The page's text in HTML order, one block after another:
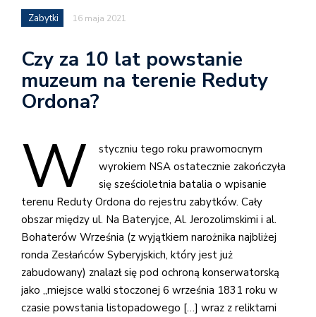
Zabytki 16 maja 2021
Czy za 10 lat powstanie
muzeum na terenie Reduty
Ordona?
W
styczniu tego roku prawomocnym
wyrokiem NSA ostatecznie zakończyła
się sześcioletnia batalia o wpisanie
terenu Reduty Ordona do rejestru zabytków. Cały
obszar między ul. Na Bateryjce, Al. Jerozolimskimi i al.
Bohaterów Września (z wyjątkiem narożnika najbliżej
ronda Zesłańców Syberyjskich, który jest już
zabudowany) znalazł się pod ochroną konserwatorską
jako „miejsce walki stoczonej 6 września 1831 roku w
czasie powstania listopadowego […] wraz z reliktami